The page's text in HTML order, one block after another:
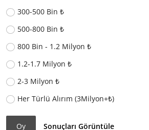
300-500 Bin ₺
500-800 Bin ₺
800 Bin - 1.2 Milyon ₺
1.2-1.7 Milyon ₺
2-3 Milyon ₺
Her Türlü Alırım (3Milyon+₺)
Oy Sonuçları Görüntüle